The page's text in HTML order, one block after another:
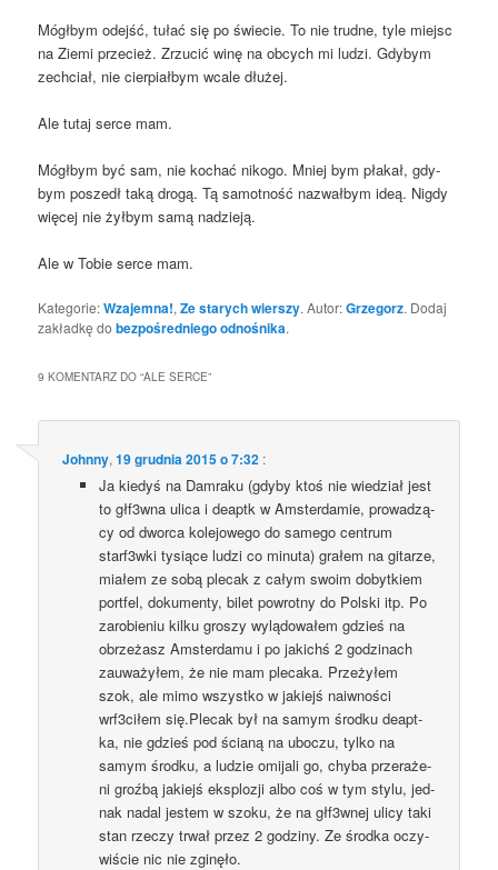
Mógł­bym odejść, tułać się po świe­cie. To nie trud­ne, tyle miejsc
na Zie­mi prze­cież. Zrzu­cić winę na obcych mi ludzi. Gdy­bym
zechciał, nie cier­piał­bym wca­le dłużej.
Ale tutaj ser­ce mam.
Mógł­bym być sam, nie kochać niko­go. Mniej bym pła­kał, gdy­
bym poszedł taką dro­gą. Tą samot­ność nazwał­bym ideą. Nigdy
wię­cej nie żył­bym samą nadzieją.
Ale w Tobie ser­ce mam.
Kategorie:Wzajemna!,Ze starych wierszy. Autor:Grzegorz. Dodaj
zakładkę dobezpośredniego odnośnika.
9 KOMENTARZ DO “ALE SERCE”
Johnny,19 grudnia 2015 o 7:32 :
Ja kie­dyś na Dam­ra­ku (gdy­by ktoś nie wie­dział jest
to głf3wna uli­ca i deaptk w Amster­da­mie, pro­wa­dzą­
cy od dwor­ca kole­jo­we­go do same­go cen­trum
starf3wki tysią­ce ludzi co minu­ta) gra­łem na gita­rze,
mia­łem ze sobą ple­cak z całym swo­im dobyt­kiem
port­fel, doku­men­ty, bilet powrot­ny do Pol­ski itp. Po
zaro­bie­niu kil­ku gro­szy wylą­do­wa­łem gdzieś na
obrze­żasz Amster­da­mu i po jakichś 2 godzi­nach
zauwa­ży­łem, że nie mam ple­ca­ka. Prze­ży­łem
szok, ale mimo wszyst­ko w jakiejś naiw­no­ści
wrf3ciłem się.Plecak był na samym środ­ku deapt­
ka, nie gdzieś pod ścia­ną na ubo­czu, tyl­ko na
samym środ­ku, a ludzie omi­ja­li go, chy­ba prze­ra­że­
ni groź­bą jakiejś eks­plo­zji albo coś w tym sty­lu, jed­
nak nadal jestem w szo­ku, że na głf3wnej uli­cy taki
stan rze­czy trwał przez 2 godzi­ny. Ze środ­ka oczy­
wi­ście nic nie zginęło.